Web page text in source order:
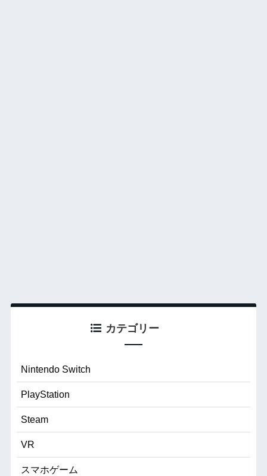
カテゴリー
Nintendo Switch
PlayStation
Steam
VR
スマホゲーム